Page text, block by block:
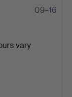
09–16
vary